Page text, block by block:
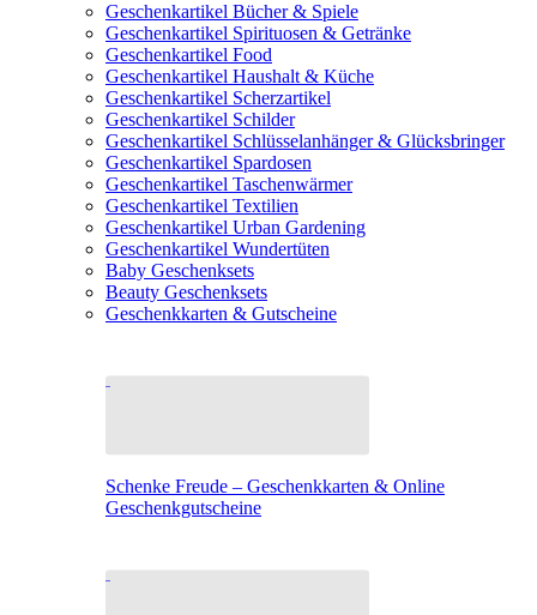
Geschenkartikel Bücher & Spiele
Geschenkartikel Spirituosen & Getränke
Geschenkartikel Food
Geschenkartikel Haushalt & Küche
Geschenkartikel Scherzartikel
Geschenkartikel Schilder
Geschenkartikel Schlüsselanhänger & Glücksbringer
Geschenkartikel Spardosen
Geschenkartikel Taschenwärmer
Geschenkartikel Textilien
Geschenkartikel Urban Gardening
Geschenkartikel Wundertüten
Baby Geschenksets
Beauty Geschenksets
Geschenkkarten & Gutscheine
Schenke Freude – Geschenkkarten & Online
Geschenkgutscheine